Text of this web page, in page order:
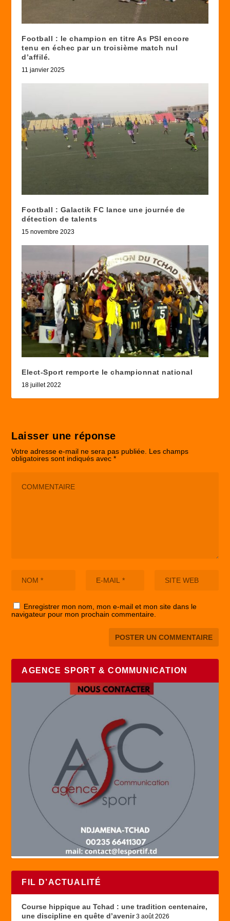
Football : le champion en titre As PSI encore
tenu en échec par un troisième match nul
d’affilé.
11 janvier 2025
Football : Galactik FC lance une journée de
détection de talents
15 novembre 2023
Elect-Sport remporte le championnat national
18 juillet 2022
Laisser une réponse
Votre adresse e-mail ne sera pas publiée. Les champs
obligatoires sont indiqués avec*
Enregistrer mon nom, mon e-mail et mon site dans le
navigateur pour mon prochain commentaire.
AGENCE SPORT & COMMUNICATION
FIL D’ACTUALITÉ
Course hippique au Tchad : une tradition centenaire,
une discipline en quête d’avenir 3 août 2026